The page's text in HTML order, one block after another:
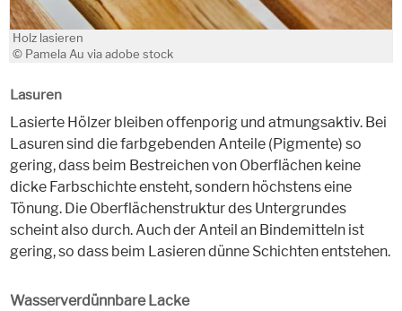
Holz lasieren
© Pamela Au via adobe stock
Lasuren
Lasierte Hölzer bleiben offenporig und atmungsaktiv. Bei
Lasuren sind die farbgebenden Anteile (Pigmente) so
gering, dass beim Bestreichen von Oberflächen keine
dicke Farbschichte ensteht, sondern höchstens eine
Tönung. Die Oberflächenstruktur des Untergrundes
scheint also durch. Auch der Anteil an Bindemitteln ist
gering, so dass beim Lasieren dünne Schichten entstehen.
Wasserverdünnbare Lacke